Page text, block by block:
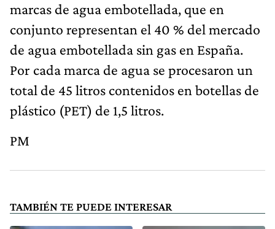
marcas de agua embotellada, que en
conjunto representan el 40 % del mercado
de agua embotellada sin gas en España.
Por cada marca de agua se procesaron un
total de 45 litros contenidos en botellas de
plástico (PET) de 1,5 litros.
PM
TAMBIÉN TE PUEDE INTERESAR